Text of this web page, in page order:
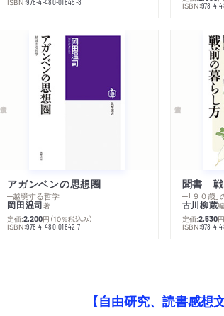
ISBN:978-4-
アガンベンの思想圏
─越境する哲学
岡田温司著
定価:2,200円 （10％税込み）
ISBN:978-4-480-01842-7
聞書 戦
─「９０歳
古川柳蔵
定価:2,530円
ISBN:978-4-
【自由研究、読書感